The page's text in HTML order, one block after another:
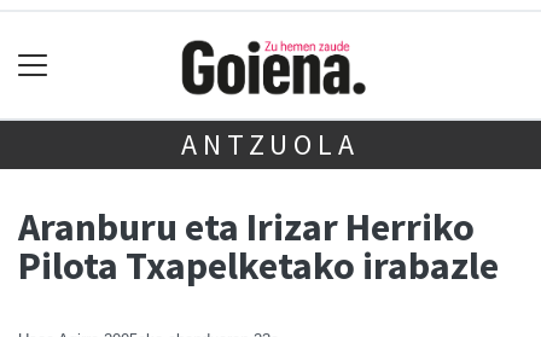
ANTZUOLA
Aranburu eta Irizar Herriko
Pilota Txapelketako irabazle